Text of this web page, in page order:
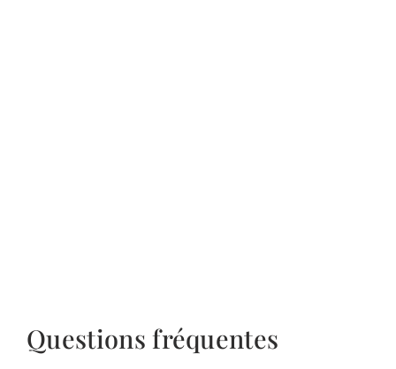
Questions fréquentes